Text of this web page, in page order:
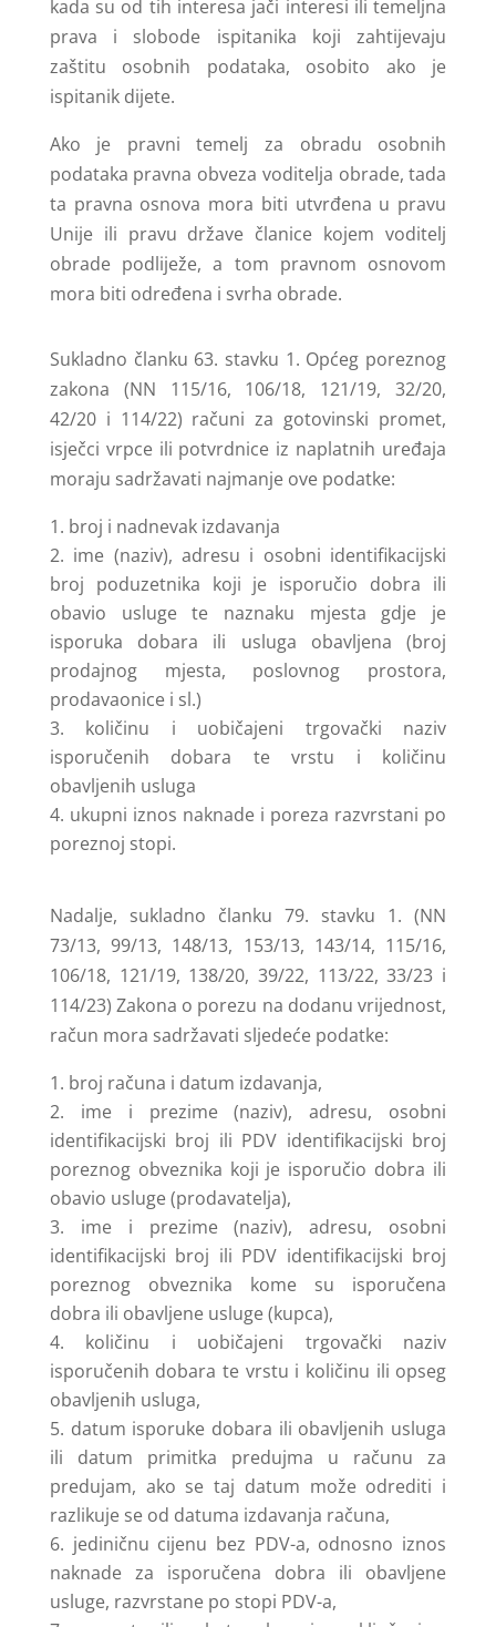
kada su od tih interesa jači interesi ili temeljna
prava i slobode ispitanika koji zahtijevaju
zaštitu osobnih podataka, osobito ako je
ispitanik dijete.
Ako je pravni temelj za obradu osobnih
podataka pravna obveza voditelja obrade, tada
ta pravna osnova mora biti utvrđena u pravu
Unije ili pravu države članice kojem voditelj
obrade podliježe, a tom pravnom osnovom
mora biti određena i svrha obrade.
Sukladno članku 63. stavku 1. Općeg poreznog
zakona (NN 115/16, 106/18, 121/19, 32/20,
42/20 i 114/22) računi za gotovinski promet,
isječci vrpce ili potvrdnice iz naplatnih uređaja
moraju sadržavati najmanje ove podatke:
broj i nadnevak izdavanja
ime (naziv), adresu i osobni identifikacijski
broj poduzetnika koji je isporučio dobra ili
obavio usluge te naznaku mjesta gdje je
isporuka dobara ili usluga obavljena (broj
prodajnog mjesta, poslovnog prostora,
prodavaonice i sl.)
količinu i uobičajeni trgovački naziv
isporučenih dobara te vrstu i količinu
obavljenih usluga
ukupni iznos naknade i poreza razvrstani po
poreznoj stopi.
Nadalje, sukladno članku 79. stavku 1. (NN
73/13, 99/13, 148/13, 153/13, 143/14, 115/16,
106/18, 121/19, 138/20, 39/22, 113/22, 33/23 i
114/23) Zakona o porezu na dodanu vrijednost,
račun mora sadržavati sljedeće podatke:
broj računa i datum izdavanja,
ime i prezime (naziv), adresu, osobni
identifikacijski broj ili PDV identifikacijski broj
poreznog obveznika koji je isporučio dobra ili
obavio usluge (prodavatelja),
ime i prezime (naziv), adresu, osobni
identifikacijski broj ili PDV identifikacijski broj
poreznog obveznika kome su isporučena
dobra ili obavljene usluge (kupca),
količinu i uobičajeni trgovački naziv
isporučenih dobara te vrstu i količinu ili opseg
obavljenih usluga,
datum isporuke dobara ili obavljenih usluga
ili datum primitka predujma u računu za
predujam, ako se taj datum može odrediti i
razlikuje se od datuma izdavanja računa,
jediničnu cijenu bez PDV-a, odnosno iznos
naknade za isporučena dobra ili obavljene
usluge, razvrstane po stopi PDV-a,